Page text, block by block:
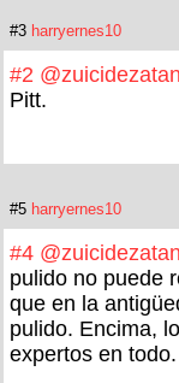
#3 harryernes10
#2 @zuicidezatan
Pitt.
#5 harryernes10
#4 @zuicidezatan
pulido no puede
que en la
pulido. Encima,
expertos en todo.